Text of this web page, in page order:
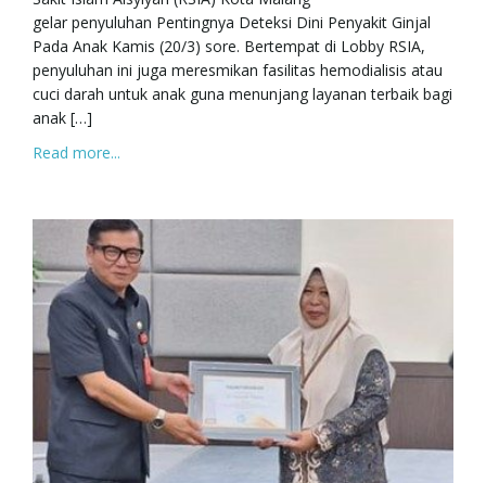
gelar penyuluhan Pentingnya Deteksi Dini Penyakit Ginjal
Pada Anak Kamis (20/3) sore. Bertempat di Lobby RSIA,
penyuluhan ini juga meresmikan fasilitas hemodialisis atau
cuci darah untuk anak guna menunjang layanan terbaik bagi
anak […]
Read more...